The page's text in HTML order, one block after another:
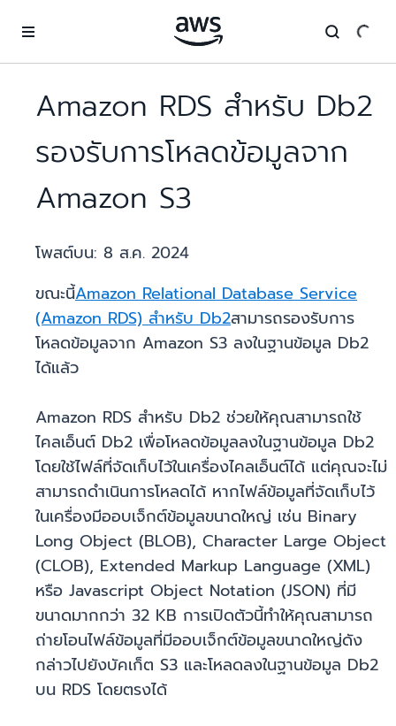
Amazon RDS สำหรับ Db2
รองรับการโหลดข้อมูลจาก
Amazon S3
โพสต์บน: 8 ส.ค. 2024
ขณะนี้Amazon Relational Database Service
(Amazon RDS) สำหรับ Db2สามารถรองรับการ
โหลดข้อมูลจาก Amazon S3 ลงในฐานข้อมูล Db2
ได้แล้ว
Amazon RDS สำหรับ Db2 ช่วยให้คุณสามารถใช้
ไคลเอ็นต์ Db2 เพื่อโหลดข้อมูลลงในฐานข้อมูล Db2
โดยใช้ไฟล์ที่จัดเก็บไว้ในเครื่องไคลเอ็นต์ได้ แต่คุณจะไม่
สามารถดำเนินการโหลดได้ หากไฟล์ข้อมูลที่จัดเก็บไว้
ในเครื่องมีออบเจ็กต์ข้อมูลขนาดใหญ่ เช่น Binary
Long Object (BLOB), Character Large Object
(CLOB), Extended Markup Language (XML)
หรือ Javascript Object Notation (JSON) ที่มี
ขนาดมากกว่า 32 KB การเปิดตัวนี้ทำให้คุณสามารถ
ถ่ายโอนไฟล์ข้อมูลที่มีออบเจ็กต์ข้อมูลขนาดใหญ่ดัง
กล่าวไปยังบัคเก็ต S3 และโหลดลงในฐานข้อมูล Db2
บน RDS โดยตรงได้